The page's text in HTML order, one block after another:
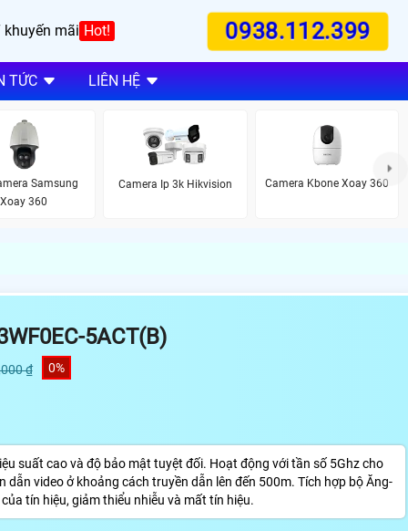
khuyến mãi Hot! 0938.112.399
TỨC LIÊN HỆ
Samsung
Xoay 360
Camera Ip 3k Hikvision Camera Kbone Xoay 360
5ACT(B)
₫ 0%
suất cao và độ bảo mật tuyệt đối. Hoạt động với tần số 5Ghz cho
video ở khoảng cách truyền dẫn lên đến 500m. Tích hợp bộ Ăng-
tín hiệu, giảm thiểu nhiễu và mất tín hiệu.